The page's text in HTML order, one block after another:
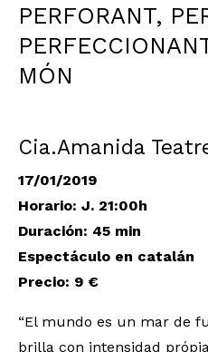
PERFORANT,
MÓN
Cia.Amanida
17/01/2019
Horario: J. 21:00h
Duración: 45 min
Espectáculo en catalán
Precio: 9 €
“El mundo es un mar de
brilla con intensidad